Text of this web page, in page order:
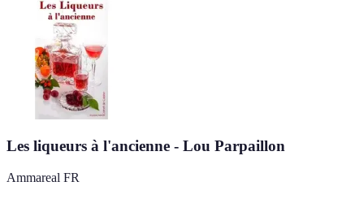
Les liqueurs à l'ancienne - Lou Parpaillon
Ammareal FR